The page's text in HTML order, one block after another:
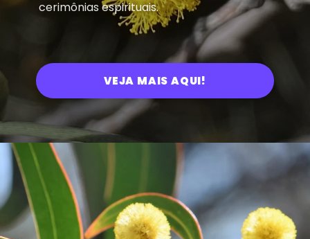
cerimônias espirituais.
VEJA MAIS AQUI!